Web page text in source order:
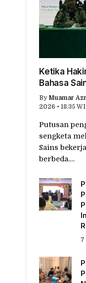
Ketika
Bahasa
By Muamar
2026 • 18:35
Putusan
sengketa
Sains
berbeda.…
7